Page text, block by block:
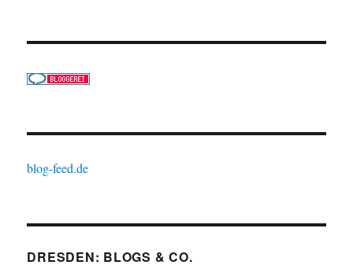
blog-feed.de
DRESDEN: BLOGS & CO.